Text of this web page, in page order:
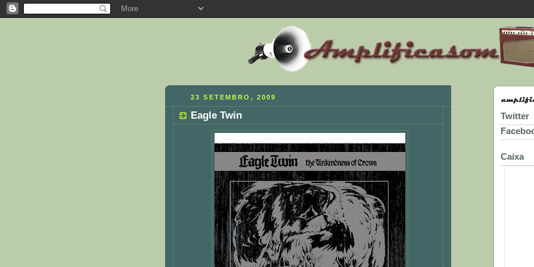
23 SETEMBRO, 2009
Eagle Twin
Twitter
Caixa